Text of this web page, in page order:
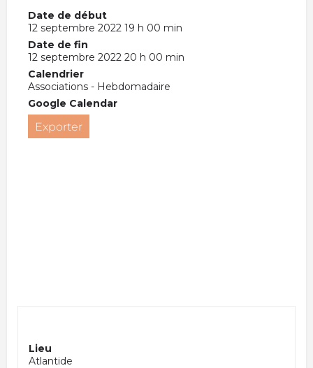
Date de début
12 septembre 2022 19 h 00 min
Date de fin
12 septembre 2022 20 h 00 min
Calendrier
Associations - Hebdomadaire
Google Calendar
Exporter
Lieu
Atlantide